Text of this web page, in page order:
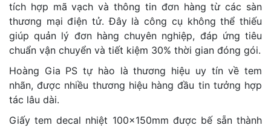
tích hợp mã vạch và thông tin đơn hàng từ các sàn
thương mại điện tử. Đây là công cụ không thể thiếu
giúp quản lý đơn hàng chuyên nghiệp, đáp ứng tiêu
chuẩn vận chuyển và tiết kiệm 30% thời gian đóng gói.
Hoàng Gia PS tự hào là thương hiệu uy tín về tem
nhãn, được nhiều thương hiệu hàng đầu tin tưởng hợp
tác lâu dài.
Giấy tem decal nhiệt 100x150mm được bế sẵn thành